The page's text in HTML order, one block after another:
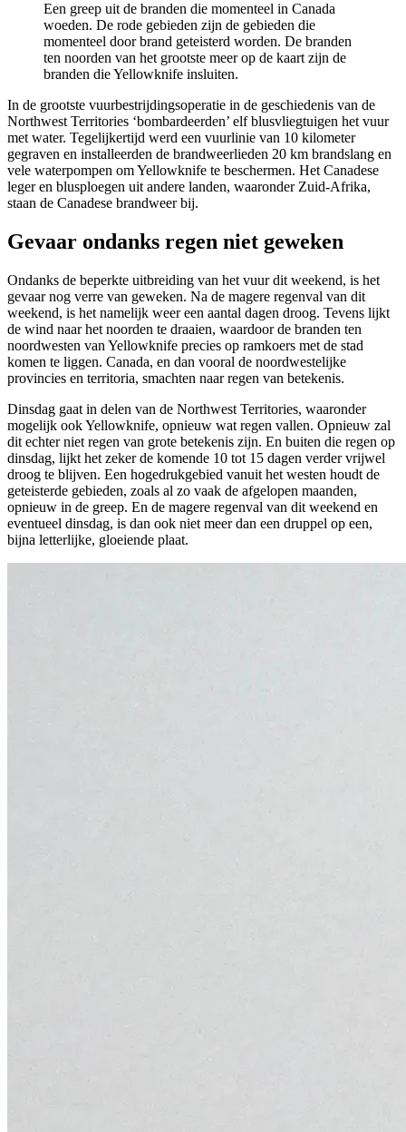
Een greep uit de branden die momenteel in Canada
woeden. De rode gebieden zijn de gebieden die
momenteel door brand geteisterd worden. De branden
ten noorden van het grootste meer op de kaart zijn de
branden die Yellowknife insluiten.
In de grootste vuurbestrijdingsoperatie in de geschiedenis van de
Northwest Territories ‘bombardeerden’ elf blusvliegtuigen het vuur
met water. Tegelijkertijd werd een vuurlinie van 10 kilometer
gegraven en installeerden de brandweerlieden 20 km brandslang en
vele waterpompen om Yellowknife te beschermen. Het Canadese
leger en blusploegen uit andere landen, waaronder Zuid-Afrika,
staan de Canadese brandweer bij.
Gevaar ondanks regen niet geweken
Ondanks de beperkte uitbreiding van het vuur dit weekend, is het
gevaar nog verre van geweken. Na de magere regenval van dit
weekend, is het namelijk weer een aantal dagen droog. Tevens lijkt
de wind naar het noorden te draaien, waardoor de branden ten
noordwesten van Yellowknife precies op ramkoers met de stad
komen te liggen. Canada, en dan vooral de noordwestelijke
provincies en territoria, smachten naar regen van betekenis.
Dinsdag gaat in delen van de Northwest Territories, waaronder
mogelijk ook Yellowknife, opnieuw wat regen vallen. Opnieuw zal
dit echter niet regen van grote betekenis zijn. En buiten die regen op
dinsdag, lijkt het zeker de komende 10 tot 15 dagen verder vrijwel
droog te blijven. Een hogedrukgebied vanuit het westen houdt de
geteisterde gebieden, zoals al zo vaak de afgelopen maanden,
opnieuw in de greep. En de magere regenval van dit weekend en
eventueel dinsdag, is dan ook niet meer dan een druppel op een,
bijna letterlijke, gloeiende plaat.